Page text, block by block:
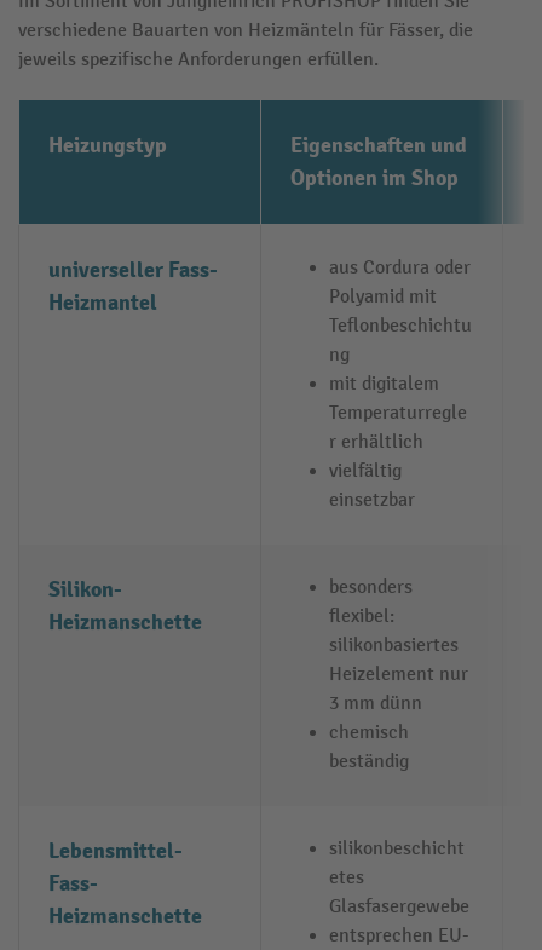
verschiedene Bauarten von Heizmänteln für Fässer, die
jeweils spezifische Anforderungen erfüllen.
Heizungstyp
Eigenschaften und
Optionen im Shop
universeller Fass-
Heizmantel
aus Cordura oder
Polyamid mit
Teflonbeschichtu
ng
mit digitalem
Temperaturregle
r erhältlich
vielfältig
einsetzbar
Silikon-
Heizmanschette
besonders
flexibel:
silikonbasiertes
Heizelement nur
3 mm dünn
chemisch
beständig
Lebensmittel-
Fass-
Heizmanschette
silikonbeschicht
etes
Glasfasergewebe
entsprechen EU-